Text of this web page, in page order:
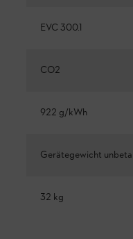
EVC 300.1
CO2
922 g/kWh
Gerätegewicht
32 kg